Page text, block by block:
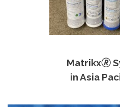
Matrikx🄬
in Asia